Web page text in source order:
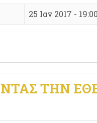
25 Ιαν 2017 - 19:00
ΤΗΝ